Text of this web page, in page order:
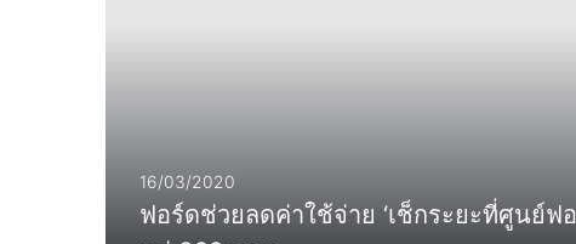
16/03/2020
ฟอร์ดช่วยลดค่าใช้จ่าย ‘เช็กระยะที่ศูนย์ฟ